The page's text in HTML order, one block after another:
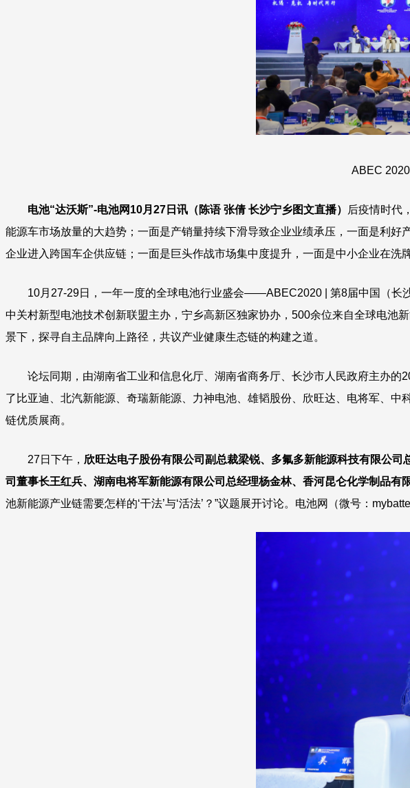
ABEC
电池“达沃斯”-电池网10月27日讯（陈语 张倩 长沙宁乡图文直播）
后疫情时代
能源车市场放量的大趋势；一面是产销量持续下滑导致企业业绩承压，一面是利
企业进入跨国车企供应链；一面是巨头作战市场集中度提升，一面是中小企业在洗
10月27-29日，一年一度的全球电池行业盛会——ABEC2020 | 第8届中国（长
中关村新型电池技术创新联盟主办，宁乡高新区独家协办，500余位来自全球电池
景下，探寻自主品牌向上路径，共议产业健康生态链的构建之道。
论坛同期，由湖南省工业和信息化厅、湖南省商务厅、长沙市人民政府主办
了比亚迪、北汽新能源、奇瑞新能源、力神电池、雄韬股份、欣旺达、电将军、
链优质展商。
27日下午， 欣旺达电子股份有限公司副总裁梁锐、多氟多新能源科技有限公
司董事长王红兵、 湖南电将军新能源有限公司总经理杨金林、香河昆仑化学制品有
池新能源产业链需要怎样的‘干法’与‘活法’？”议题展开讨论。电池网（微号：